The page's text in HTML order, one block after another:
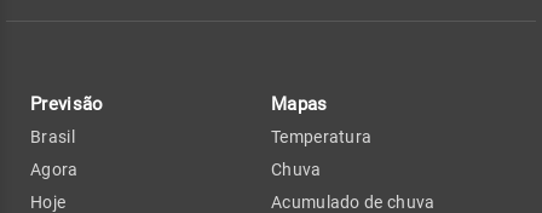
Previsão
Brasil
Agora
Hoje
Mapas
Temperatura
Chuva
Acumulado de chuva